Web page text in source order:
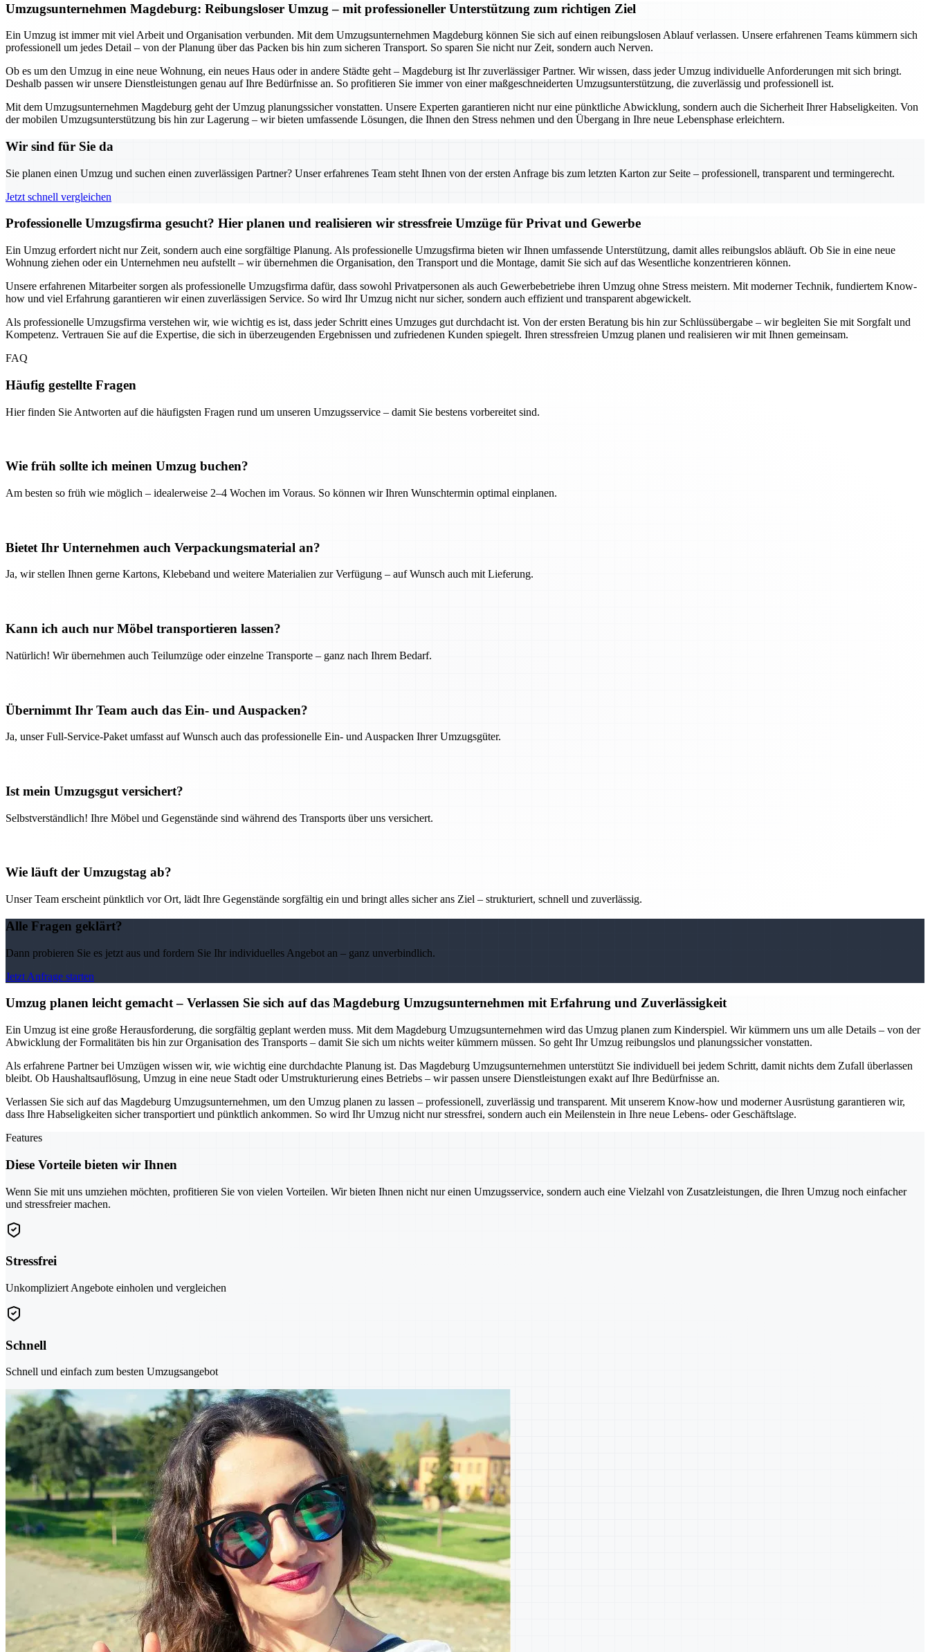
Umzugsunternehmen Magdeburg: Reibungsloser Umzug – mit professioneller Unterstützung zum richtigen Ziel
Ein Umzug ist immer mit viel Arbeit und Organisation verbunden. Mit dem Umzugsunternehmen Magdeburg können Sie sich auf einen reibungslosen Ablauf verlassen. Unsere erfahrenen Teams kümmern sich
professionell um jedes Detail – von der Planung über das Packen bis hin zum sicheren Transport. So sparen Sie nicht nur Zeit, sondern auch Nerven.
Ob es um den Umzug in eine neue Wohnung, ein neues Haus oder in andere Städte geht – Magdeburg ist Ihr zuverlässiger Partner. Wir wissen, dass jeder Umzug individuelle Anforderungen mit sich bringt.
Deshalb passen wir unsere Dienstleistungen genau auf Ihre Bedürfnisse an. So profitieren Sie immer von einer maßgeschneiderten Umzugsunterstützung, die zuverlässig und professionell ist.
Mit dem Umzugsunternehmen Magdeburg geht der Umzug planungssicher vonstatten. Unsere Experten garantieren nicht nur eine pünktliche Abwicklung, sondern auch die Sicherheit Ihrer Habseligkeiten. Von
der mobilen Umzugsunterstützung bis hin zur Lagerung – wir bieten umfassende Lösungen, die Ihnen den Stress nehmen und den Übergang in Ihre neue Lebensphase erleichtern.
Wir sind für Sie da
Sie planen einen Umzug und suchen einen zuverlässigen Partner? Unser erfahrenes Team steht Ihnen von der ersten Anfrage bis zum letzten Karton zur Seite – professionell, transparent und termingerecht.
Jetzt schnell vergleichen
Professionelle Umzugsfirma gesucht? Hier planen und realisieren wir stressfreie Umzüge für Privat und Gewerbe
Ein Umzug erfordert nicht nur Zeit, sondern auch eine sorgfältige Planung. Als professionelle Umzugsfirma bieten wir Ihnen umfassende Unterstützung, damit alles reibungslos abläuft. Ob Sie in eine neue
Wohnung ziehen oder ein Unternehmen neu aufstellt – wir übernehmen die Organisation, den Transport und die Montage, damit Sie sich auf das Wesentliche konzentrieren können.
Unsere erfahrenen Mitarbeiter sorgen als professionelle Umzugsfirma dafür, dass sowohl Privatpersonen als auch Gewerbebetriebe ihren Umzug ohne Stress meistern. Mit moderner Technik, fundiertem Know-
how und viel Erfahrung garantieren wir einen zuverlässigen Service. So wird Ihr Umzug nicht nur sicher, sondern auch effizient und transparent abgewickelt.
Als professionelle Umzugsfirma verstehen wir, wie wichtig es ist, dass jeder Schritt eines Umzuges gut durchdacht ist. Von der ersten Beratung bis hin zur Schlüssübergabe – wir begleiten Sie mit Sorgfalt und
Kompetenz. Vertrauen Sie auf die Expertise, die sich in überzeugenden Ergebnissen und zufriedenen Kunden spiegelt. Ihren stressfreien Umzug planen und realisieren wir mit Ihnen gemeinsam.
FAQ
Häufig gestellte Fragen
Hier finden Sie Antworten auf die häufigsten Fragen rund um unseren Umzugsservice – damit Sie bestens vorbereitet sind.
Wie früh sollte ich meinen Umzug buchen?
Am besten so früh wie möglich – idealerweise 2–4 Wochen im Voraus. So können wir Ihren Wunschtermin optimal einplanen.
Bietet Ihr Unternehmen auch Verpackungsmaterial an?
Ja, wir stellen Ihnen gerne Kartons, Klebeband und weitere Materialien zur Verfügung – auf Wunsch auch mit Lieferung.
Kann ich auch nur Möbel transportieren lassen?
Natürlich! Wir übernehmen auch Teilumzüge oder einzelne Transporte – ganz nach Ihrem Bedarf.
Übernimmt Ihr Team auch das Ein- und Auspacken?
Ja, unser Full-Service-Paket umfasst auf Wunsch auch das professionelle Ein- und Auspacken Ihrer Umzugsgüter.
Ist mein Umzugsgut versichert?
Selbstverständlich! Ihre Möbel und Gegenstände sind während des Transports über uns versichert.
Wie läuft der Umzugstag ab?
Unser Team erscheint pünktlich vor Ort, lädt Ihre Gegenstände sorgfältig ein und bringt alles sicher ans Ziel – strukturiert, schnell und zuverlässig.
Alle Fragen geklärt?
Dann probieren Sie es jetzt aus und fordern Sie Ihr individuelles Angebot an – ganz unverbindlich.
Jetzt Anfrage starten
Umzug planen leicht gemacht – Verlassen Sie sich auf das Magdeburg Umzugsunternehmen mit Erfahrung und Zuverlässigkeit
Ein Umzug ist eine große Herausforderung, die sorgfältig geplant werden muss. Mit dem Magdeburg Umzugsunternehmen wird das Umzug planen zum Kinderspiel. Wir kümmern uns um alle Details – von der
Abwicklung der Formalitäten bis hin zur Organisation des Transports – damit Sie sich um nichts weiter kümmern müssen. So geht Ihr Umzug reibungslos und planungssicher vonstatten.
Als erfahrene Partner bei Umzügen wissen wir, wie wichtig eine durchdachte Planung ist. Das Magdeburg Umzugsunternehmen unterstützt Sie individuell bei jedem Schritt, damit nichts dem Zufall überlassen
bleibt. Ob Haushaltsauflösung, Umzug in eine neue Stadt oder Umstrukturierung eines Betriebs – wir passen unsere Dienstleistungen exakt auf Ihre Bedürfnisse an.
Verlassen Sie sich auf das Magdeburg Umzugsunternehmen, um den Umzug planen zu lassen – professionell, zuverlässig und transparent. Mit unserem Know-how und moderner Ausrüstung garantieren wir,
dass Ihre Habseligkeiten sicher transportiert und pünktlich ankommen. So wird Ihr Umzug nicht nur stressfrei, sondern auch ein Meilenstein in Ihre neue Lebens- oder Geschäftslage.
Features
Diese Vorteile bieten wir Ihnen
Wenn Sie mit uns umziehen möchten, profitieren Sie von vielen Vorteilen. Wir bieten Ihnen nicht nur einen Umzugsservice, sondern auch eine Vielzahl von Zusatzleistungen, die Ihren Umzug noch einfacher
und stressfreier machen.
Stressfrei
Unkompliziert Angebote einholen und vergleichen
Schnell
Schnell und einfach zum besten Umzugsangebot